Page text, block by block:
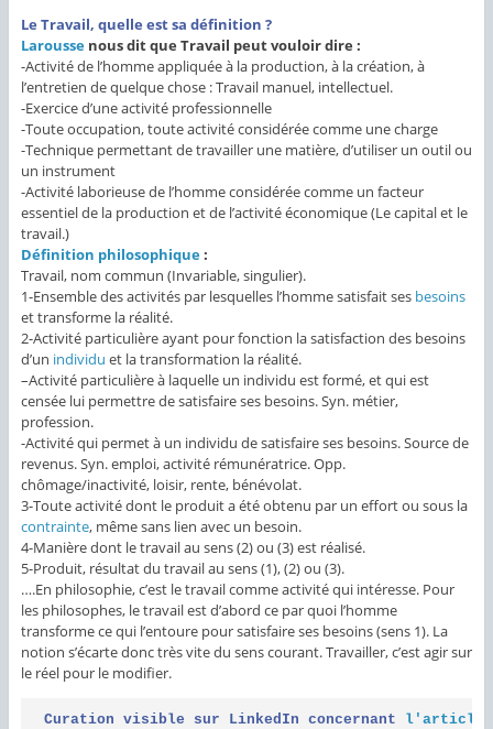
Le Travail, quelle est sa définition ?
Laroussenous dit que Travail peut vouloir dire :
-Activité de l’homme appliquée à la production, à la création, à
l’entretien de quelque chose :Travail manuel, intellectuel.
-Exercice d’une activité professionnelle
-Toute occupation, toute activité considérée comme une charge
-Technique permettant de travailler une matière, d’utiliser un outil ou
un instrument
-Activité laborieuse de l’homme considérée comme un facteur
essentiel de la production et de l’activité économique (Le capital et le
travail.)
Définition philosophique:
Travail, nom commun (Invariable, singulier).
1-Ensemble des activités par lesquelles l’homme satisfait ses besoins
et transforme la réalité.
2-Activité particulière ayant pour fonction la satisfaction des besoins
d’un individu et la transformation la réalité.
–Activité particulière à laquelle un individu est formé, et qui est
censée lui permettre de satisfaire ses besoins. Syn. métier,
profession.
-Activité qui permet à un individu de satisfaire ses besoins. Source de
revenus. Syn. emploi, activité rémunératrice. Opp.
chômage/inactivité, loisir, rente, bénévolat.
3-Toute activité dont le produit a été obtenu par un effort ou sous la
contrainte, même sans lien avec un besoin.
4-Manière dont le travail au sens (2) ou (3) est réalisé.
5-Produit, résultat du travail au sens (1), (2) ou (3).
….En philosophie, c’est le travail comme activité qui intéresse. Pour
les philosophes, le travail est d’abord ce par quoi l’homme
transforme ce qui l’entoure pour satisfaire ses besoins (sens 1). La
notion s’écarte donc très vite du sens courant. Travailler, c’est agir sur
le réel pour le modifier.
Curation visible sur LinkedIn concernant l'article